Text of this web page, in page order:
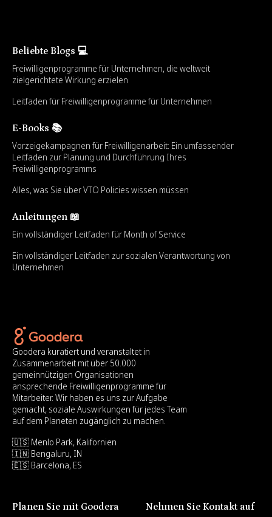
Beliebte Blogs 💻
Freiwilligenprogramme für Unternehmen, die weltweit
zielgerichtete Wirkung erzielen
Leitfaden für Freiwilligenprogramme für Unternehmen
E-Books 📚
Vorzeigekampagnen für Freiwilligenarbeit: Ein umfassender
Leitfaden zur Planung und Durchführung Ihres
Freiwilligenprogramms
Alles, was Sie über VTO Policies wissen müssen
Anleitungen 📖
Ein vollständiger Leitfaden für Month of Service
Ein vollständiger Leitfaden zur sozialen Verantwortung von
Unternehmen
Goodera kuratiert und veranstaltet in
Zusammenarbeit mit über 50.000
gemeinnützigen Organisationen
ansprechende Freiwilligenprogramme für
Mitarbeiter. Wir haben es uns zur Aufgabe
gemacht, soziale Auswirkungen für jedes Team
auf dem Planeten zugänglich zu machen.
🇺🇸 Menlo Park, Kalifornien
🇮🇳 Bengaluru, IN
🇪🇸 Barcelona, ES
Planen Sie mit Goodera Nehmen Sie Kontakt auf